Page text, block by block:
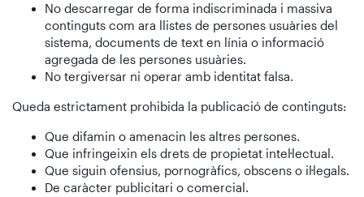
No descarregar de forma indiscriminada i massiva
continguts com ara llistes de persones usuàries del
sistema, documents de text en línia o informació
agregada de les persones usuàries.
No tergiversar ni operar amb identitat falsa.
Queda estrictament prohibida la publicació de continguts:
Que difamin o amenacin les altres persones.
Que infringeixin els drets de propietat intel·lectual.
Que siguin ofensius, pornogràfics, obscens o il·legals.
De caràcter publicitari o comercial.